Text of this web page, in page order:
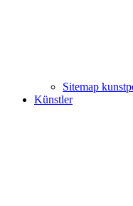
Sitemap
Künstler